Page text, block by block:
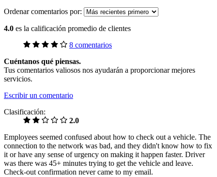
Ordenar comentarios por:
4.0 es la calificación promedio de clientes
8 comentarios
Cuéntanos qué piensas.
Tus comentarios valiosos nos ayudarán a proporcionar mejores
servicios.
Escribir un comentario
Clasificación:
2.0
Employees seemed confused about how to check out a vehicle. The
connection to the network was bad, and they didn't know how to fix
it or have any sense of urgency on making it happen faster. Driver
was there was 45+ minutes trying to get the vehicle and leave.
Check-out confirmation never came to my email.